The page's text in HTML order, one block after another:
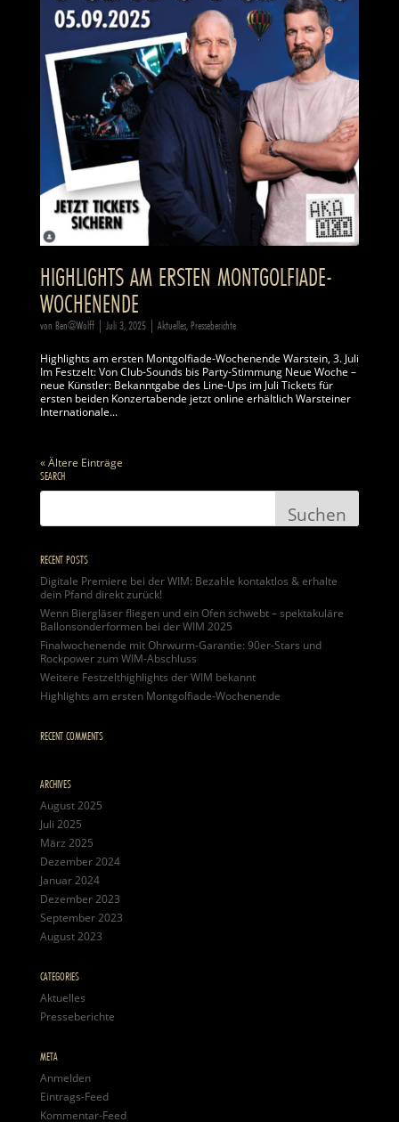
HIGHLIGHTS AM ERSTEN MONTGOLFIADE-
WOCHENENDE
von Ben@Wolff| Juli 3, 2025| Aktuelles,Presseberichte
Highlights am ersten Montgolfiade-Wochenende Warstein, 3. Juli
Im Festzelt: Von Club-Sounds bis Party-Stimmung Neue Woche –
neue Künstler: Bekanntgabe des Line-Ups im Juli Tickets für
ersten beiden Konzertabende jetzt online erhältlich Warsteiner
Internationale...
« Ältere Einträge
SEARCH
RECENT POSTS
Digitale Premiere bei der WIM: Bezahle kontaktlos & erhalte
dein Pfand direkt zurück!
Wenn Biergläser fliegen und ein Ofen schwebt – spektakuläre
Ballonsonderformen bei der WIM 2025
Finalwochenende mit Ohrwurm-Garantie: 90er-Stars und
Rockpower zum WIM-Abschluss
Weitere Festzelthighlights der WIM bekannt
Highlights am ersten Montgolfiade-Wochenende
RECENT COMMENTS
ARCHIVES
August 2025
Juli 2025
März 2025
Dezember 2024
Januar 2024
Dezember 2023
September 2023
August 2023
CATEGORIES
Aktuelles
Presseberichte
META
Anmelden
Eintrags-Feed
Kommentar-Feed